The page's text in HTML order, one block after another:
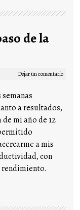
de la
Dejar un comentario
a resultados,
mi año de 12
a mis
con
rendimiento.